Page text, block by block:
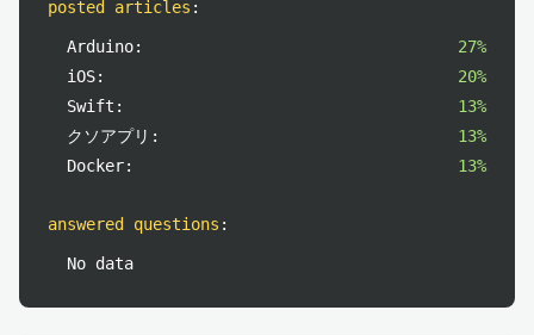
posted articles :
Arduino:
27%
iOS:
20%
Swift:
13%
クソアプリ:
13%
Docker:
13%
answered questions :
No data